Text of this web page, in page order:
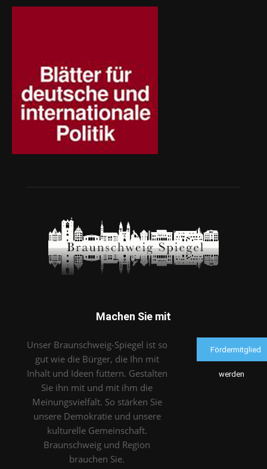
Machen Sie mit
Unser Braunschweig-Spiegel ist so
gut wie die Bürger, die Ihn mit
Inhalt und Ideen füttern. Gestalten
Sie ihn mit und mit ihm die
Meinungsvielfalt. So stärken Sie
unsere Demokratie und unsere
kulturelle Gemeinschaft.
Braunschweig und Region
brauchen Sie.
Fördermitglied
werden